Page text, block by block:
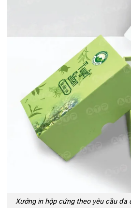
Xưởng in hộp cứng theo yêu cầu đa